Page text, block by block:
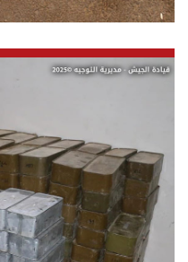
للتواصل معنا
شروط الاستخدام